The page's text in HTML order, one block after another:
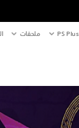
PS Plus ملحقات